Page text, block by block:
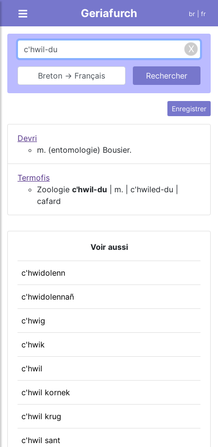
Geriafurch br | fr
Breton → Français
Enregistrer
Devri
m. (entomologie) Bousier.
Termofis
Zoologie c'hwil-du | m. | c'hwiled-du |
cafard
Voir aussi
c'hwidolenn
c'hwidolennañ
c'hwig
c'hwik
c'hwil
c'hwil kornek
c'hwil krug
c'hwil sant